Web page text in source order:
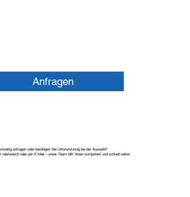
Anfragen
anfragen oder benötigen Sie Unterstützung bei der Auswahl?
telefonisch oder per E-Mail – unser Team hilft Ihnen kompetent und schnell weiter.